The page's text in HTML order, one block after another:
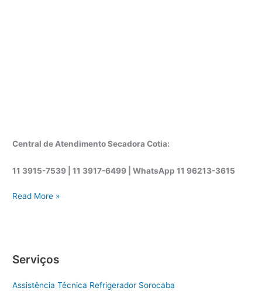
Central de Atendimento Secadora Cotia:
11 3915-7539 | 11 3917-6499 |WhatsApp11 96213-3615
A
t
n
Read More »
Serviços
Assistência Técnica Refrigerador Sorocaba